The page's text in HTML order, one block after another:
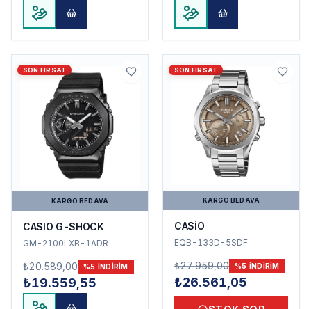
SON FIRSAT
KARGO BEDAVA
CASIO G-SHOCK
GM-2100LXB-1ADR
₺20.589,00 %5 INDIRIM
₺19.559,55
SON FIRSAT
KARGO BEDAVA
CASİO
EQB-133D-5SDF
₺27.959,00 %5 INDIRIM
₺26.561,05